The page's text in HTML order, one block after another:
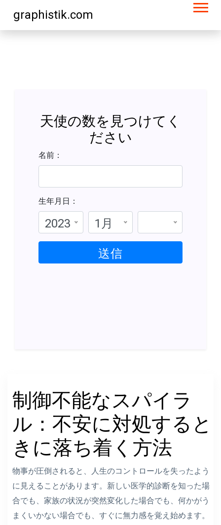
graphistik.com
天使の数を見つけてく
ださい
名前：
生年月日：
2023 1月
送信
制御不能なスパイラ
ル：不安に対処すると
きに落ち着く方法
物事が圧倒されると、人生のコントロールを失ったよう
に見えることがあります。新しい医学的診断を知った場
合でも、家族の状況が突然変化した場合でも、何かがう
まくいかない場合でも、すぐに無力感を覚え始めます。